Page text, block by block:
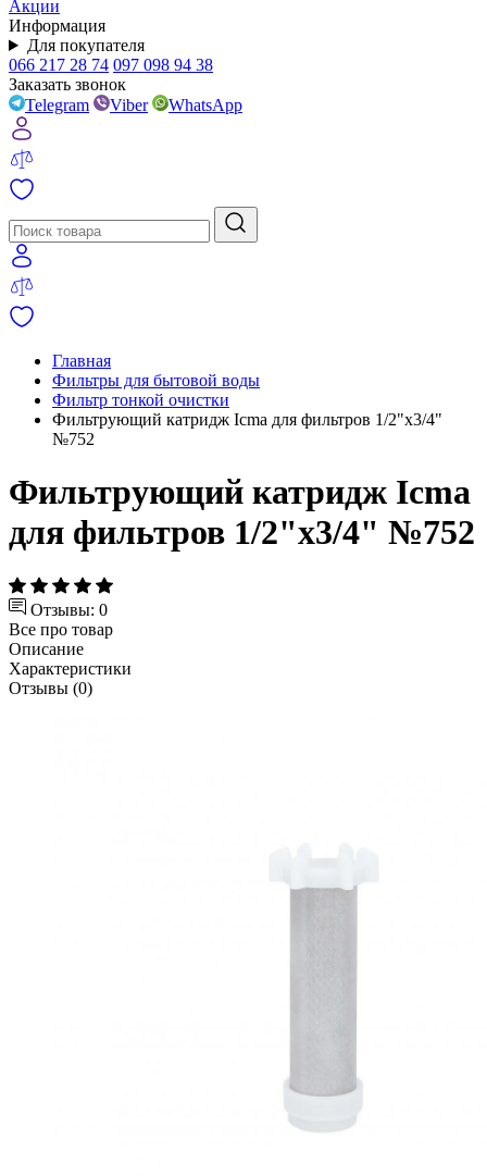
Акции
Информация
Для покупателя
066 217 28 74 097 098 94 38
Заказать звонок
Telegram
Viber WhatsApp
Главная
Фильтры для бытовой воды
Фильтр тонкой очистки
Фильтрующий катридж Icma для фильтров 1/2"х3/4"
№752
Фильтрующий катридж Icma
для фильтров 1/2"х3/4" №752
Отзывы: 0
Все про товар
Описание
Характеристики
Отзывы (0)